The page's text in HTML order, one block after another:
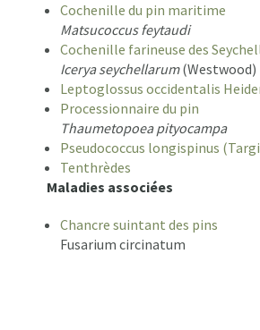
Cochenille du pin maritime
Matsucoccus feytaudi
Cochenille farineuse des
Icerya seychellarum(Westwood)
Leptoglossus occidentalis
Processionnaire du pin
Thaumetopoea pityocampa
Pseudococcus longispinus
Tenthrèdes
Maladies associées
Chancre suintant des pins
Fusarium circinatum